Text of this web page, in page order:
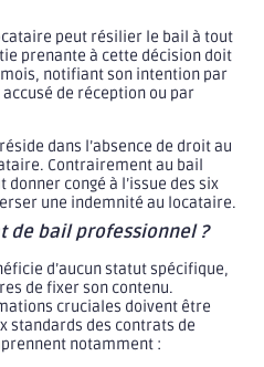
peut résilier le bail à tout
prenante à cette décision doit
notifiant son intention par
de réception ou par
dans l’absence de droit au
Contrairement au bail
congé à l’issue des six
une indemnité au locataire.
de bail professionnel ?
d’aucun statut spécifique,
de fixer son contenu.
cruciales doivent être
standards des contrats de
notamment :